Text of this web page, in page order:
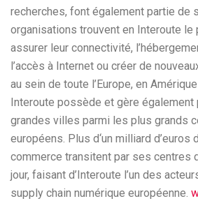
recherches, font également partie de
organisations trouvent en Interoute le
assurer leur connectivité,
l’accès à Internet ou créer de
au sein de toute l’Europe, en
Interoute possède et gère également
grandes villes parmi les plus grands
européens. Plus d‘un milliard d’euros
commerce transitent par ses centres
jour, faisant d’Interoute l’un des
supply chain numérique européenne.